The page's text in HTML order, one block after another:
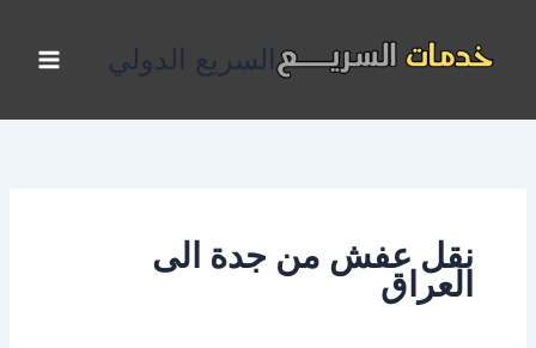
المحتوى
السريع الدولي
نقل عفش من جدة الى
العراق